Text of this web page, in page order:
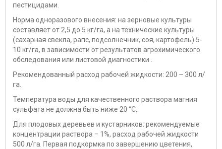
пестицидами.
Норма одноразового внесения: на зерновые культуры
составляет от 2,5 до 5 кг/га, а на технические культуры
(сахарная свекла, рапс, подсолнечник, соя, картофель) 5-
10 кг/га, в зависимости от результатов агрохимического
обследования или листовой диагностики .
Рекомендованный расход рабочей жидкости: 200 – 300 л/
га.
Температура воды для качественного раствора магния
сульфата не должна быть ниже 20 °С.
Для плодовых деревьев и кустарников: рекомендуемые
концентрации раствора – 1%, расход рабочей жидкости
500 л/га. Первая подкормка по завершению цветения,